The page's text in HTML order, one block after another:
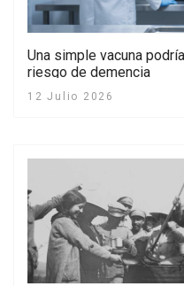
Una simple vacuna
riesgo de demencia
12 Julio 2026